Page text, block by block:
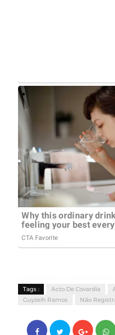
Tags : Acto De Covardia
Guyzelh Ramos
Não